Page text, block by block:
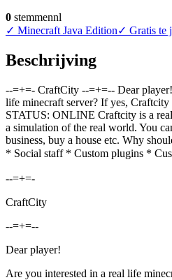
0 stemmennl
✓ Minecraft Java Edition✓ Gratis te
Beschrijving
--=+=- CraftCity --=+=-- Dear
life minecraft server? If yes,
STATUS: ONLINE Craftcity is a
a simulation of the real world. You
business, buy a house etc. Why
* Social staff * Custom plugins *
--=+=-
CraftCity
--=+=--
Dear player!
Are you interested in a real life